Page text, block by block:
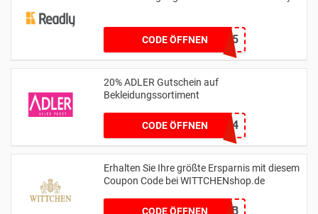
CODE ÖFFNENBOOTS25
20% ADLER Gutschein auf
Bekleidungssortiment
CODE ÖFFNENA2124
Erhalten Sie Ihre größte Ersparnis mit diesem
Coupon Code bei WITTCHENshop.de
CODE ÖFFNEN666EF2CB